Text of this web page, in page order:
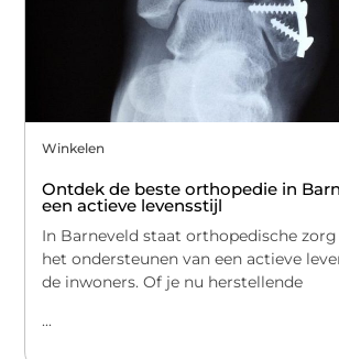
Winkelen
Ontdek de beste orthopedie in
een actieve levensstijl
In Barneveld staat orthopedische
het ondersteunen van een actieve
de inwoners. Of je nu herstellende
...